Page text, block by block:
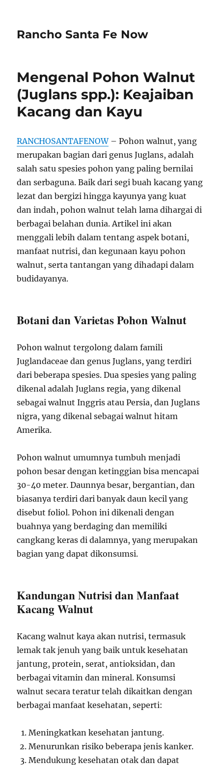
Rancho Santa Fe Now
Mengenal Pohon Walnut
(Juglans spp.): Keajaiban
Kacang dan Kayu
RANCHOSANTAFENOW– Pohon walnut, yang
merupakan bagian dari genus Juglans, adalah
salah satu spesies pohon yang paling bernilai
dan serbaguna. Baik dari segi buah kacang yang
lezat dan bergizi hingga kayunya yang kuat
dan indah, pohon walnut telah lama dihargai di
berbagai belahan dunia. Artikel ini akan
menggali lebih dalam tentang aspek botani,
manfaat nutrisi, dan kegunaan kayu pohon
walnut, serta tantangan yang dihadapi dalam
budidayanya.
Botani dan Varietas Pohon Walnut
Pohon walnut tergolong dalam famili
Juglandaceae dan genus Juglans, yang terdiri
dari beberapa spesies. Dua spesies yang paling
dikenal adalah Juglans regia, yang dikenal
sebagai walnut Inggris atau Persia, dan Juglans
nigra, yang dikenal sebagai walnut hitam
Amerika.
Pohon walnut umumnya tumbuh menjadi
pohon besar dengan ketinggian bisa mencapai
30-40 meter. Daunnya besar, bergantian, dan
biasanya terdiri dari banyak daun kecil yang
disebut foliol. Pohon ini dikenali dengan
buahnya yang berdaging dan memiliki
cangkang keras di dalamnya, yang merupakan
bagian yang dapat dikonsumsi.
Kandungan Nutrisi dan Manfaat
Kacang Walnut
Kacang walnut kaya akan nutrisi, termasuk
lemak tak jenuh yang baik untuk kesehatan
jantung, protein, serat, antioksidan, dan
berbagai vitamin dan mineral. Konsumsi
walnut secara teratur telah dikaitkan dengan
berbagai manfaat kesehatan, seperti:
Meningkatkan kesehatan jantung.
Menurunkan risiko beberapa jenis kanker.
Mendukung kesehatan otak dan dapat